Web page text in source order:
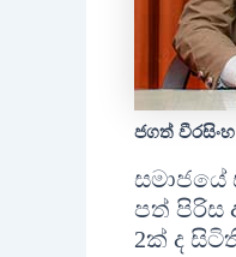
ජගත් වීරසිංහ
සමාජයේ
පත් පිරිස
2ක් ද